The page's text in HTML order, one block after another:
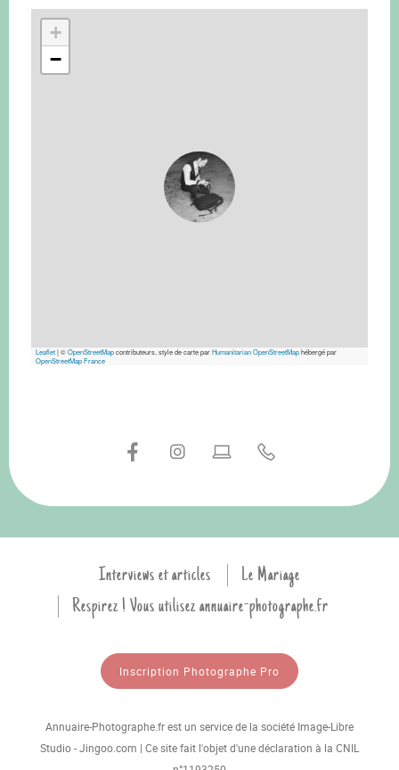
+
−
Leaflet|©OpenStreetMapcontributeurs, style de carte parHumanitarian OpenStreetMaphébergé par
OpenStreetMap France
Interviews et articles
Le Mariage
Respirez ! Vous utilisez annuaire-photographe.fr
Inscription Photographe Pro
Annuaire-Photographe.fr est un service de la société Image-Libre
Studio - Jingoo.com | Ce site fait l'objet d'une déclaration à la CNIL